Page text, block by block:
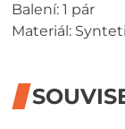
Balení: 1 pár
Materiál: